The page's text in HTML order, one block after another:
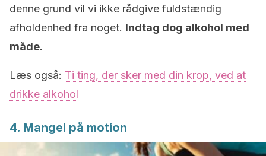
denne grund vil vi ikke rådgive fuldstændig
afholdenhed fra noget. Indtag dog alkohol med
måde.
Læs også: Ti ting, der sker med din krop, ved at
drikke alkohol
4. Mangel på motion